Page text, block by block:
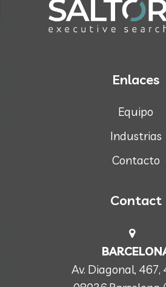
Enlaces
Equipo
Industrias
Contacto
Contact
Av. Diagonal, 467,